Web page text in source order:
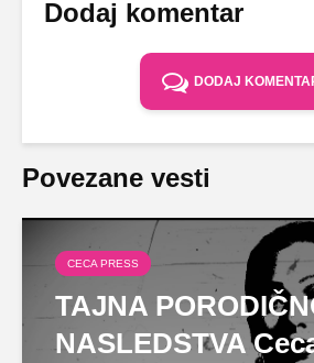
Dodaj komentar
DODAJ
Povezane vesti
CECA PRESS
TAJNA
NASLEDSTVA